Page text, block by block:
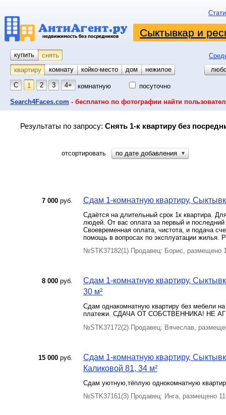
Сыктывкар и
купить снять
квартиру
комнату койко-место дом гараж
участок
нежилое
С 1 2 3 4+ комнатную посуточно
Search4Faces.com - бесплатно по фотографии найти
Результаты по запросу: Снять 1-к квартиру без
отсортировать по дате добавления ▼
7 000 руб. Сдам 1-комнатную квартиру,
Сдаётся на длительный срок 1к квартира.
людей. От вас оплата за первый и
Своевременная оплата, чистота, и подача
помощь в вопросах по эксплуатации жилья.
№STK37182(1) Продавец: Борис, размещено
8 000 руб.
Сдам 1-комнатную квартиру,
30 м²
Сдам однакомнатную квартиру без мебели
платежи. СДАЧА ОТ СОБСТВЕННИКА! НЕ
№STK37172(2) Продавец: Вячеслав,
15 000 руб.
Сдам 1-комнатную квартиру,
Каликовой 81, 34 м²
Сдам уютную,тёплую однокомнатную
№STK37161(3) Продавец: Инга, размещено